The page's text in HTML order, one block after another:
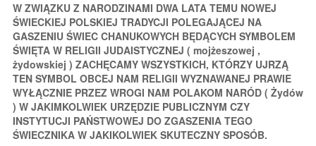
W ZWIĄZKU Z NARODZINAMI DWA LATA TEMU NOWEJ
ŚWIECKIEJ POLSKIEJ TRADYCJI POLEGAJĄCEJ NA
GASZENIU ŚWIEC CHANUKOWYCH BĘDĄCYCH SYMBOLEM
ŚWIĘTA W RELIGII JUDAISTYCZNEJ ( mojżeszowej ,
żydowskiej ) ZACHĘCAMY WSZYSTKICH, KTÓRZY UJRZĄ
TEN SYMBOL OBCEJ NAM RELIGII WYZNAWANEJ PRAWIE
WYŁĄCZNIE PRZEZ WROGI NAM POLAKOM NARÓD ( Żydów
) W JAKIMKOLWIEK URZĘDZIE PUBLICZNYM CZY
INSTYTUCJI PAŃSTWOWEJ DO ZGASZENIA TEGO
ŚWIECZNIKA W JAKIKOLWIEK SKUTECZNY SPOSÓB.